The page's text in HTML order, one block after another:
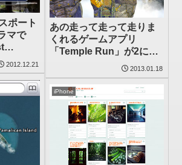
あの走って走って走りま
くれるゲームアプリ
「Temple Run」が2にな
2013.01.18
ポート
マで
示され
2012.12.21
iPhone